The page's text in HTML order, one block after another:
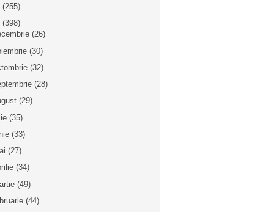
(255)
(398)
(26)
(30)
(32)
(28)
(29)
(35)
(33)
(27)
(34)
(49)
(44)